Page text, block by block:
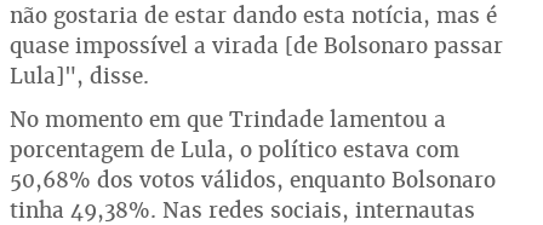
não gostaria de estar dando esta notícia, mas é
quase impossível a virada [de Bolsonaro passar
Lula]", disse.
No momento em que Trindade lamentou a
porcentagem de Lula, o político estava com
50,68% dos votos válidos, enquanto Bolsonaro
tinha 49,38%. Nas redes sociais, internautas